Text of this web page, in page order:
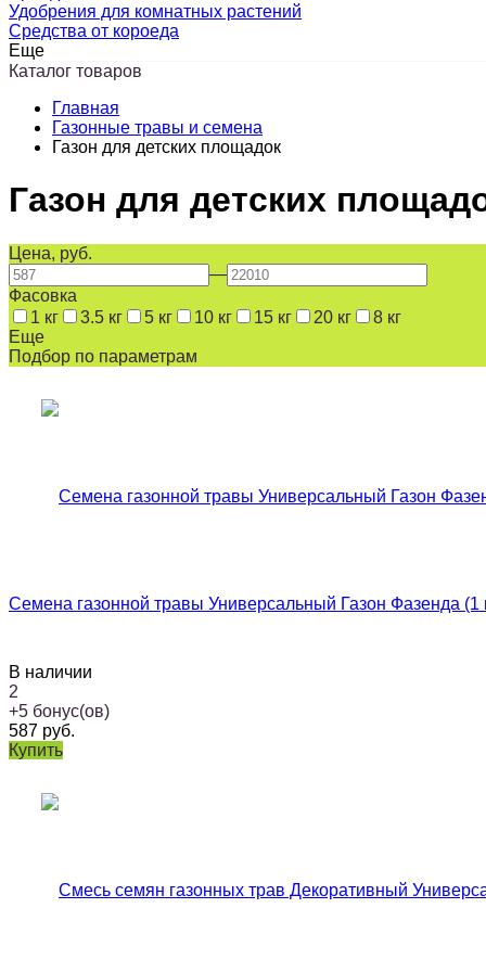
Удобрения для комнатных растений
Средства от короеда
Еще
Каталог товаров
Главная
Газонные травы и семена
Газон для детских площадок
Газон для детских
Цена, руб.
—
Фасовка
1 кг
3.5 кг 5 кг 10 кг 15 кг 20 кг
8 кг
Еще
Подбор по параметрам
Семена газонной травы Универсальный Газон Фазенда (1
В наличии
2
+5 бонус(ов)
587 руб.
Купить